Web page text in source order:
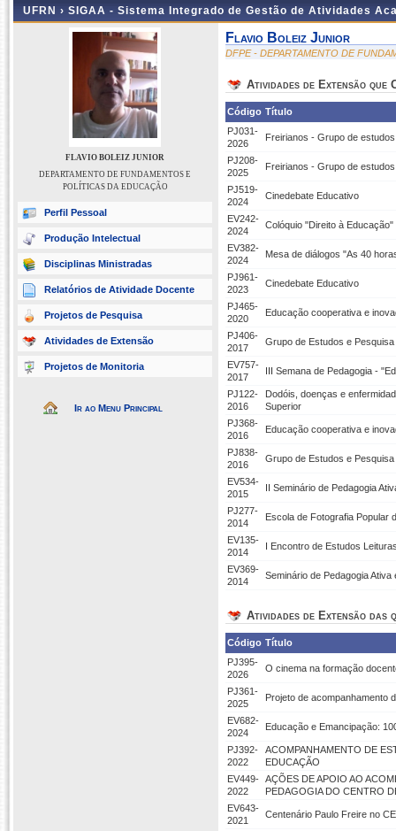
UFRN › SIGAA - Sistema Integrado de Gestão de Atividades
FLAVIO BOLEIZ JUNIOR
DEPARTAMENTO DE FUNDAMENTOS E
POLÍTICAS DA EDUCAÇÃO
Perfil Pessoal
Produção Intelectual
Disciplinas Ministradas
Relatórios de Atividade Docente
Projetos de Pesquisa
Atividades de Extensão
Projetos de Monitoria
Ir ao Menu Principal
Flavio Boleiz Junior
DFPE - DEPARTAMENTO DE
Atividades de Extensão que
Código Título
PJ031-
2026
Freirianos - Grupo de
PJ208-
2025
Freirianos - Grupo de
PJ519-
2024
Cinedebate Educativo
EV242-
2024
Colóquio "Direito à Educação"
EV382-
2024
Mesa de diálogos "As 40
PJ961-
2023
Cinedebate Educativo
PJ465-
2020
Educação cooperativa e
PJ406-
2017
Grupo de Estudos e
EV757-
2017
III Semana de Pedagogia -
PJ122-
2016
Dodóis, doenças e
Superior
PJ368-
2016
Educação cooperativa e
PJ838-
2016
Grupo de Estudos e
EV534-
2015
II Seminário de Pedagogia
PJ277-
2014
Escola de Fotografia Popular
EV135-
2014
I Encontro de Estudos
EV369-
2014
Seminário de Pedagogia
Atividades de Extensão das
Código Título
PJ395-
2026
O cinema na formação
PJ361-
2025
Projeto de acompanhamento
EV682-
2024
Educação e Emancipação:
PJ392-
2022
ACOMPANHAMENTO DE
EDUCAÇÃO
EV449-
2022
AÇÕES DE APOIO AO
PEDAGOGIA DO CENTRO
EV643-
2021
Centenário Paulo Freire no